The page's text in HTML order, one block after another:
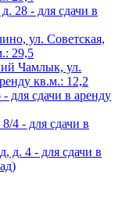
28 - для сдачи в
ул. Советская,
29,5
Чамлык, ул.
кв.м.: 12,2
для сдачи в аренду
4 - для сдачи в
д. 4 - для сдачи в